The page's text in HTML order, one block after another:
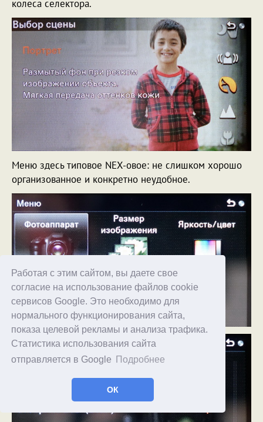
Работая с этим сайтом, вы даете свое
согласие на использование файлов cookie
сервисов Google. Это необходимо для
нормального функционирования сайта,
показа целевой рекламы и анализа трафика.
Статистика использования сайта
отправляется в Google
Подробнее
ОК
колеса селектора.
Меню здесь типовое NEX-овое: не слишком хорошо
организованное и конкретно неудобное.